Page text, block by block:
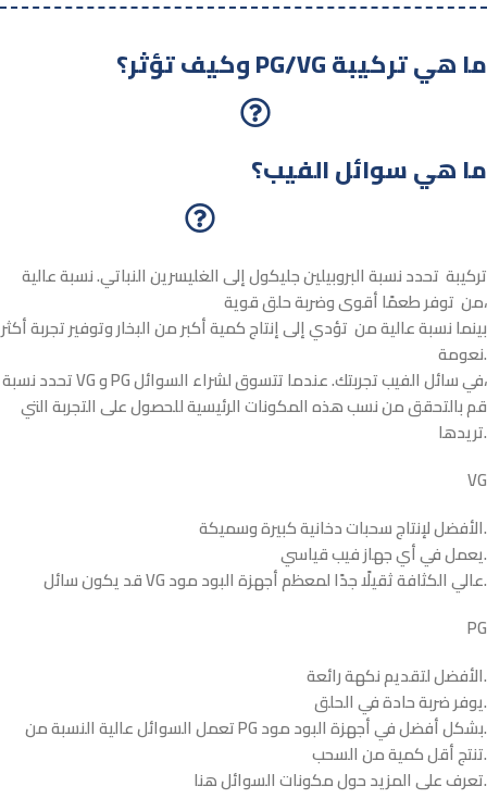
وكيف تؤثر؟ PG/VG ما هي تركيبة
ما هي سوائل الفيب؟
تركيبة تحدد نسبة البروبيلين جليكول إلى الغليسرين النباتي. نسبة عالية
من توفر طعمًا أقوى وضربة حلق قوية،
بينما نسبة عالية من تؤدي إلى إنتاج كمية أكبر من البخار وتوفير تجربة أكثر
نعومة.
تحدد نسبة VG و PG في سائل الفيب تجربتك. عندما تتسوق لشراء السوائل،
قم بالتحقق من نسب هذه المكونات الرئيسية للحصول على التجربة التي
تريدها.
VG
الأفضل لإنتاج سحبات دخانية كبيرة وسميكة.
يعمل في أي جهاز فيب قياسي.
قد يكون سائل VG عالي الكثافة ثقيلًا جدًا لمعظم أجهزة البود مود.
PG
الأفضل لتقديم نكهة رائعة.
يوفر ضربة حادة في الحلق.
تعمل السوائل عالية النسبة من PG بشكل أفضل في أجهزة البود مود.
تنتج أقل كمية من السحب.
تعرف على المزيد حول مكونات السوائل هنا.